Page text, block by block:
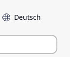
Sprache